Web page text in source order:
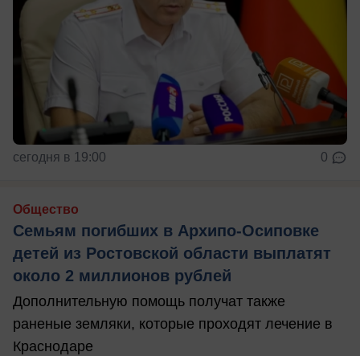
сегодня в 19:00 0
Общество
Семьям погибших в Архипо-Осиповке
детей из Ростовской области выплатят
около 2 миллионов рублей
Дополнительную помощь получат также
раненые земляки, которые проходят лечение в
Краснодаре